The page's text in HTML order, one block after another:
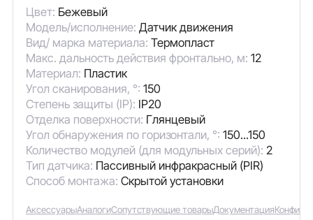
Цвет: Бежевый
Модель/исполнение: Датчик движения
Вид/ марка материала: Термопласт
Макс. дальность действия фронтально, м: 12
Материал: Пластик
Угол сканирования, °: 150
Степень защиты (IP): IP20
Отделка поверхности: Глянцевый
Угол обнаружения по горизонтали, °: 150...150
Количество модулей (для модульных серий): 2
Тип датчика: Пассивный инфракрасный (PIR)
Способ монтажа: Скрытой установки
АксессуарыАналогиСопутствующие товарыДокументация